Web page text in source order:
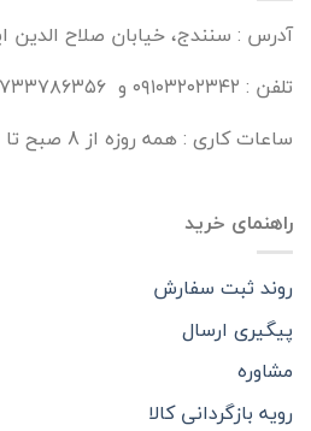
آدرس : سنندج، خیابان صلاح الدین
تلفن : ۰۹۱۰۳۲۰۲۳۴۲ و ۰۸۷۳۳۷۸۶۳۵۶
ساعات کاری : همه روزه از 8 صبح تا 10 شب
راهنمای خرید
روند ثبت سفارش
پیگیری ارسال
مشاوره
رویه بازگردانی کالا